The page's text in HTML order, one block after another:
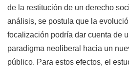
de la restitución de un derecho
análisis, se postula que la
focalización podría dar cuenta de
paradigma neoliberal hacia un
público. Para estos efectos, el